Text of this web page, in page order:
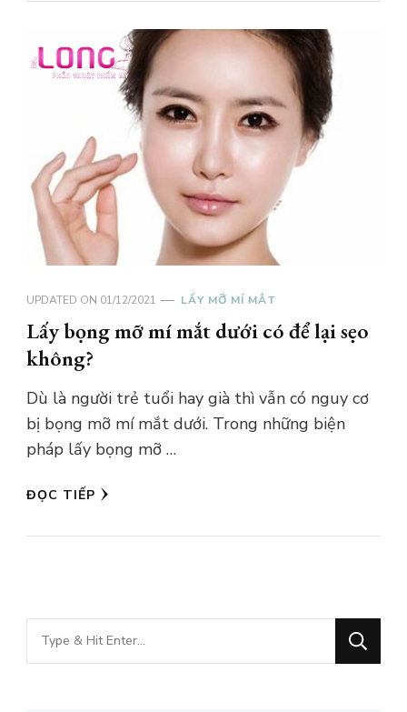
UPDATED ON 01/12/2021 LẤY MỠ MÍ MẮT
Lấy bọng mỡ mí mắt dưới có để lại sẹo
không?
Dù là người trẻ tuổi hay già thì vẫn có nguy cơ
bị bọng mỡ mí mắt dưới. Trong những biện
pháp lấy bọng mỡ …
ĐỌC TIẾP
Bạn
muốn